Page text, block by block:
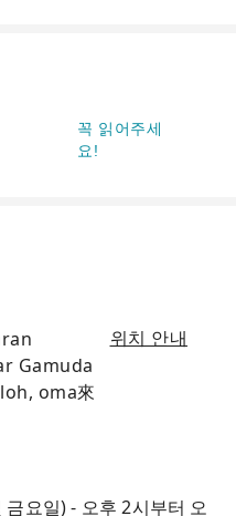
꼭 읽어주세
요!
Gamuda
oma來
위치 안내
요일) - 오후 2시부터 오